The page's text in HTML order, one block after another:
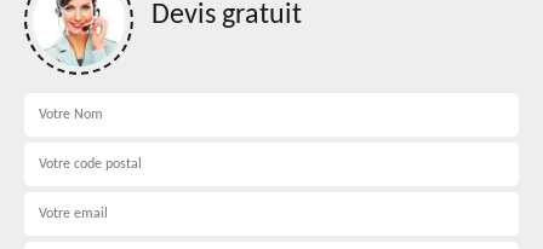
Devis gratuit